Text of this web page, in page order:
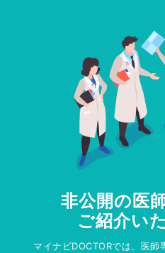
非公開の医
ご紹介い
マイナビDOCTORでは、医